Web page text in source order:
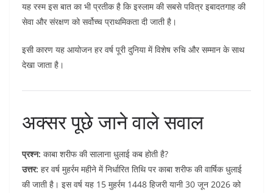
यह रस्म इस बात का भी प्रतीक है कि इस्लाम की सबसे पवित्र इबादतगाह की
सेवा और संरक्षण को सर्वोच्च प्राथमिकता दी जाती है।
इसी कारण यह आयोजन हर वर्ष पूरी दुनिया में विशेष रुचि और सम्मान के साथ
देखा जाता है।
अक्सर पूछे जाने वाले सवाल
प्रश्न: काबा शरीफ की सालाना धुलाई कब होती है?
उत्तर: हर वर्ष मुहर्रम महीने में निर्धारित तिथि पर काबा शरीफ की वार्षिक धुलाई
की जाती है। इस वर्ष यह 15 मुहर्रम 1448 हिजरी यानी 30 जून 2026 को